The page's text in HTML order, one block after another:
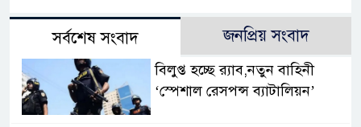
সর্বশেষ সংবাদ জনপ্রিয় সংবাদ
বিলুপ্ত হচ্ছে র‍্যাব,নতুন বাহিনী
‘স্পেশাল রেসপন্স ব্যাটালিয়ন’